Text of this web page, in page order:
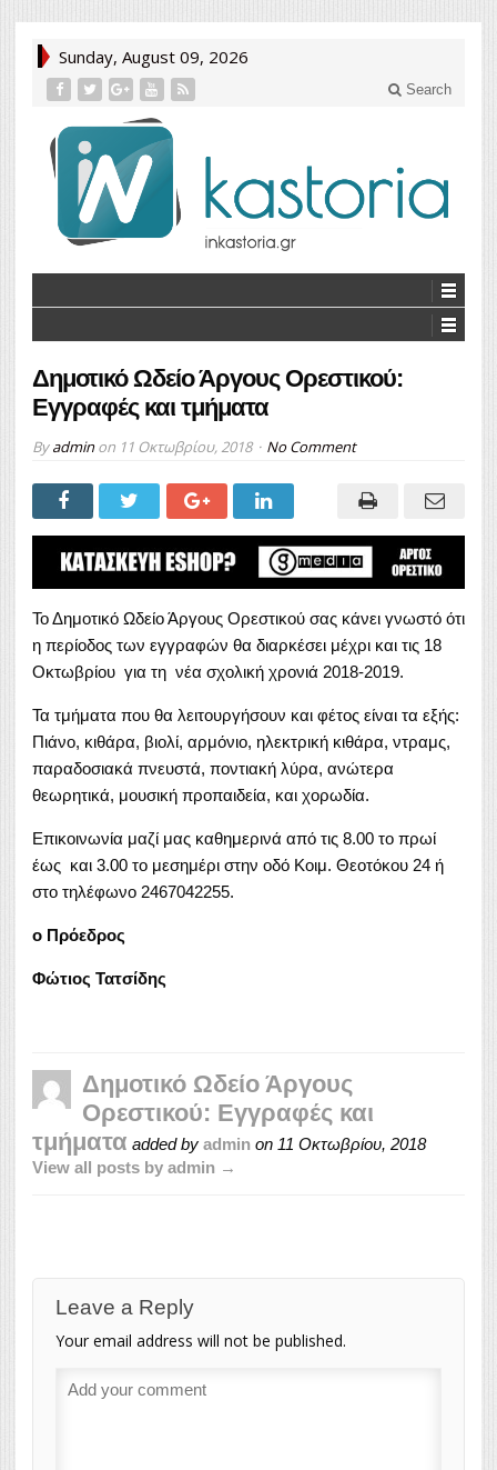
Sunday, August 09, 2026
Search
Δημοτικό Ωδείο Άργους Ορεστικού:
Εγγραφές και τμήματα
Byadminon 11 Οκτωβρίου, 2018 No Comment
Το Δημοτικό Ωδείο Άργους Ορεστικού σας κάνει γνωστό ότι
η περίοδος των εγγραφών θα διαρκέσει μέχρι και τις 18
Οκτωβρίου για τη νέα σχολική χρονιά 2018-2019.
Τα τμήματα που θα λειτουργήσουν και φέτος είναι τα εξής:
Πιάνο, κιθάρα, βιολί, αρμόνιο, ηλεκτρική κιθάρα, ντραμς,
παραδοσιακά πνευστά, ποντιακή λύρα, ανώτερα
θεωρητικά, μουσική προπαιδεία, και χορωδία.
Επικοινωνία μαζί μας καθημερινά από τις 8.00 το πρωί
έως και 3.00 το μεσημέρι στην οδό Κοιμ. Θεοτόκου 24 ή
στο τηλέφωνο 2467042255.
ο Πρόεδρος
Φώτιος Τατσίδης
Δημοτικό Ωδείο Άργους
Ορεστικού: Εγγραφές και
τμήματα added by admin on 11 Οκτωβρίου, 2018
View all posts by admin →
Leave a Reply
Your email address will not be published.